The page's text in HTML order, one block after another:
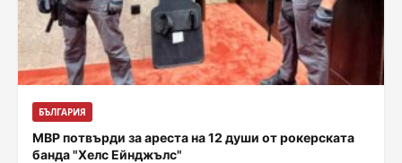
БЪЛГАРИЯ
МВР потвърди за ареста на 12 души от рокерската
банда "Хелс Ейнджълс"